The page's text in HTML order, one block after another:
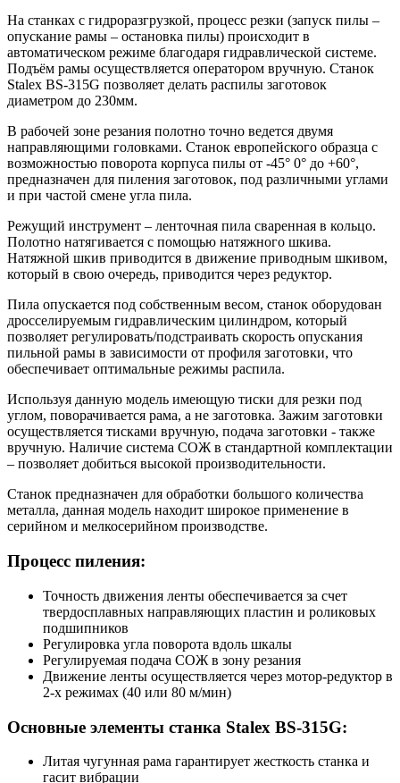
На станках с гидроразгрузкой, процесс резки (запуск пилы –
опускание рамы – остановка пилы) происходит в
автоматическом режиме благодаря гидравлической системе.
Подъём рамы осуществляется оператором вручную. Станок
Stalex BS-315G позволяет делать распилы заготовок
диаметром до 230мм.
В рабочей зоне резания полотно точно ведется двумя
направляющими головками. Станок европейского образца с
возможностью поворота корпуса пилы от -45° 0° до +60°,
предназначен для пиления заготовок, под различными углами
и при частой смене угла пила.
Режущий инструмент – ленточная пила сваренная в кольцо.
Полотно натягивается с помощью натяжного шкива.
Натяжной шкив приводится в движение приводным шкивом,
который в свою очередь, приводится через редуктор.
Пила опускается под собственным весом, станок оборудован
дросселируемым гидравлическим цилиндром, который
позволяет регулировать/подстраивать скорость опускания
пильной рамы в зависимости от профиля заготовки, что
обеспечивает оптимальные режимы распила.
Используя данную модель имеющую тиски для резки под
углом, поворачивается рама, а не заготовка. Зажим заготовки
осуществляется тисками вручную, подача заготовки - также
вручную. Наличие система СОЖ в стандартной комплектации
– позволяет добиться высокой производительности.
Станок предназначен для обработки большого количества
металла, данная модель находит широкое применение в
серийном и мелкосерийном производстве.
Процесс пиления:
Точность движения ленты обеспечивается за счет
твердосплавных направляющих пластин и роликовых
подшипников
Регулировка угла поворота вдоль шкалы
Регулируемая подача СОЖ в зону резания
Движение ленты осуществляется через мотор-редуктор в
2-х режимах (40 или 80 м/мин)
Основные элементы cтанка Stalex BS-315G:
Литая чугунная рама гарантирует жесткость станка и
гасит вибрации